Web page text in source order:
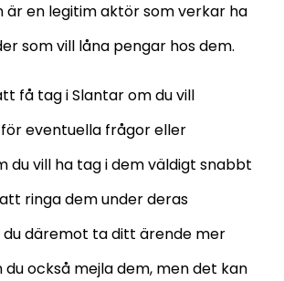
är en legitim aktör som verkar ha
som vill låna pengar hos dem.
få tag i Slantar om du vill
eventuella frågor eller
du vill ha tag i dem väldigt snabbt
ringa dem under deras
däremot ta ditt ärende mer
också mejla dem, men det kan